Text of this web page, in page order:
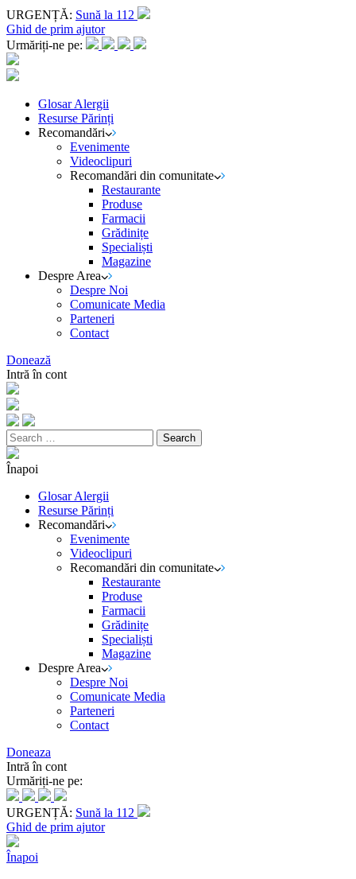
URGENȚĂ: Sună la 112
Ghid de prim ajutor
Urmăriți-ne pe:
Glosar Alergii
Resurse Părinți
Recomandări
Evenimente
Videoclipuri
Recomandări din comunitate
Restaurante
Produse
Farmacii
Grădinițe
Specialiști
Magazine
Despre Area
Despre Noi
Comunicate Media
Parteneri
Contact
Donează
Intră în cont
Search
for:
Înapoi
Glosar Alergii
Resurse Părinți
Recomandări
Evenimente
Videoclipuri
Recomandări din comunitate
Restaurante
Produse
Farmacii
Grădinițe
Specialiști
Magazine
Despre Area
Despre Noi
Comunicate Media
Parteneri
Contact
Doneaza
Intră în cont
Urmăriți-ne pe:
URGENȚĂ: Sună la 112
Ghid de prim ajutor
Înapoi